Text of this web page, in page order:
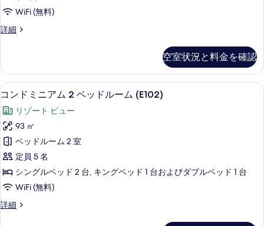
写
真
表
示
す
る
詳
細
(2
Bedrooms)
の
べ
て
の
写
真
を
表
示
す
る
WiFi (無料)
詳細
コ
ニ
ア
ム
Bedrooms)
の
詳
細
空室状況と料金を確認
コ
ン
ド
ミ
ニ
ア
ム
ベ
コンドミニアム 2 ベッドルーム
22
コンドミニアム 2 ベッドルーム (E102)
リゾート ビュー
93 ㎡
ベッドルーム 2 室
定員 5 名
シングルベッド 2 台, キングベッド 1 台およびダブルベッド 1 台
WiFi (無料)
詳細
コ